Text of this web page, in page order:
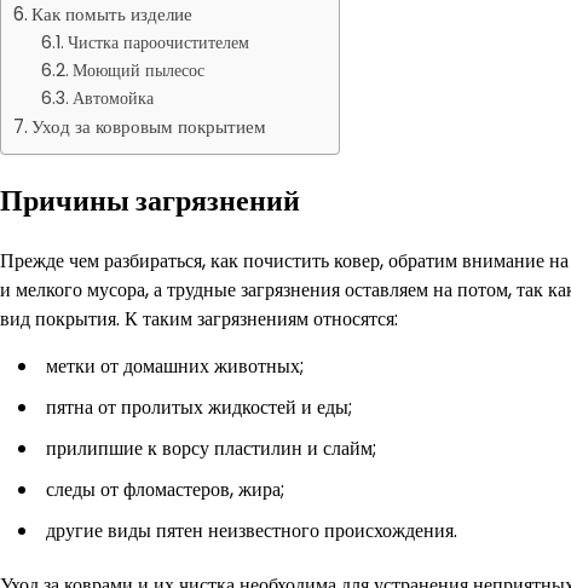
Как помыть изделие
Чистка пароочистителем
Моющий пылесос
Автомойка
Уход за ковровым покрытием
Причины загрязнений
Прежде чем разбираться, как почистить ковер, обратим
и мелкого мусора, а трудные загрязнения оставляем на потом, так
вид покрытия. К таким загрязнениям относятся:
метки от домашних животных;
пятна от пролитых жидкостей и еды;
прилипшие к ворсу пластилин и слайм;
следы от фломастеров, жира;
другие виды пятен неизвестного происхождения.